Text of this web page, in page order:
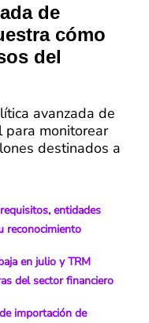
de
cómo
del
avanzada de
monitorear
destinados a
entidades
reconocimiento
en julio y TRM
del sector financiero
importación de